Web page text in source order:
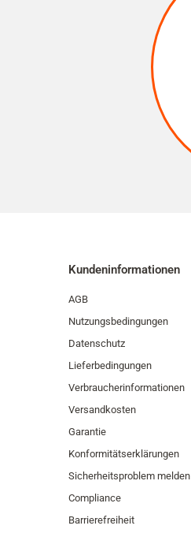
Kundeninformationen
AGB
Nutzungsbedingungen
Datenschutz
Lieferbedingungen
Verbraucherinformationen
Versandkosten
Garantie
Konformitätserklärungen
Sicherheitsproblem melden
Compliance
Barrierefreiheit